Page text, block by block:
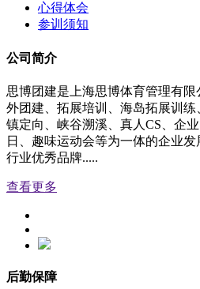
心得体会
参训须知
公司简介
思博团建是上海思博体育管理有
外团建、拓展培训、海岛拓展训
镇定向、峡谷溯溪、真人CS、企
日、趣味运动会等为一体的企业
行业优秀品牌.....
查看更多
后勤保障